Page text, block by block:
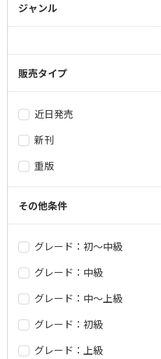
ジャンル
販売タイプ
近日発売
新刊
重版
その他条件
グレード：初～中級
グレード：中級
グレード：中～上級
グレード：初級
グレード：上級